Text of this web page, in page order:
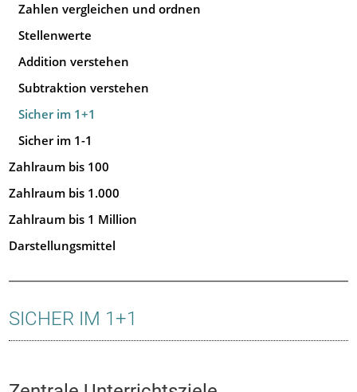
Zahlen vergleichen und ordnen
Stellenwerte
Addition verstehen
Subtraktion verstehen
Sicher im 1+1
Sicher im 1-1
Zahlraum bis 100
Zahlraum bis 1.000
Zahlraum bis 1 Million
Darstellungsmittel
SICHER IM 1+1